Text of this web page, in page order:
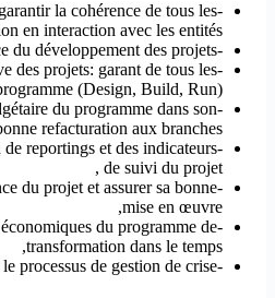
la cohérence de tous les
en interaction avec les entités,
-Garantir la pertinence du développement des projets,
des projets: garant de tous les
(Design, Build, Run),
du programme dans son
refacturation aux branches,
reportings et des indicateurs
de suivi du projet ,
du projet et assurer sa bonne
mise en œuvre,
du programme de
transformation dans le temps,
-Gérer le processus de gestion de crise.